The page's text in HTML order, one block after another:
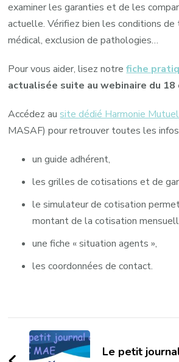
examiner les garanties et de les
actuelle. Vérifiez bien les conditions de
médical, exclusion de pathologies…
Pour vous aider, lisez notrefiche
actualisée suite au webinaire du 18
Accédez ausite dédié Harmonie
MASAF) pour retrouver toutes les
un guide adhérent,
les grilles de cotisations et de
le simulateur de cotisation
montant de la cotisation
une fiche « situation agents »,
les coordonnées de contact.
Navigation
d'article
Le petit